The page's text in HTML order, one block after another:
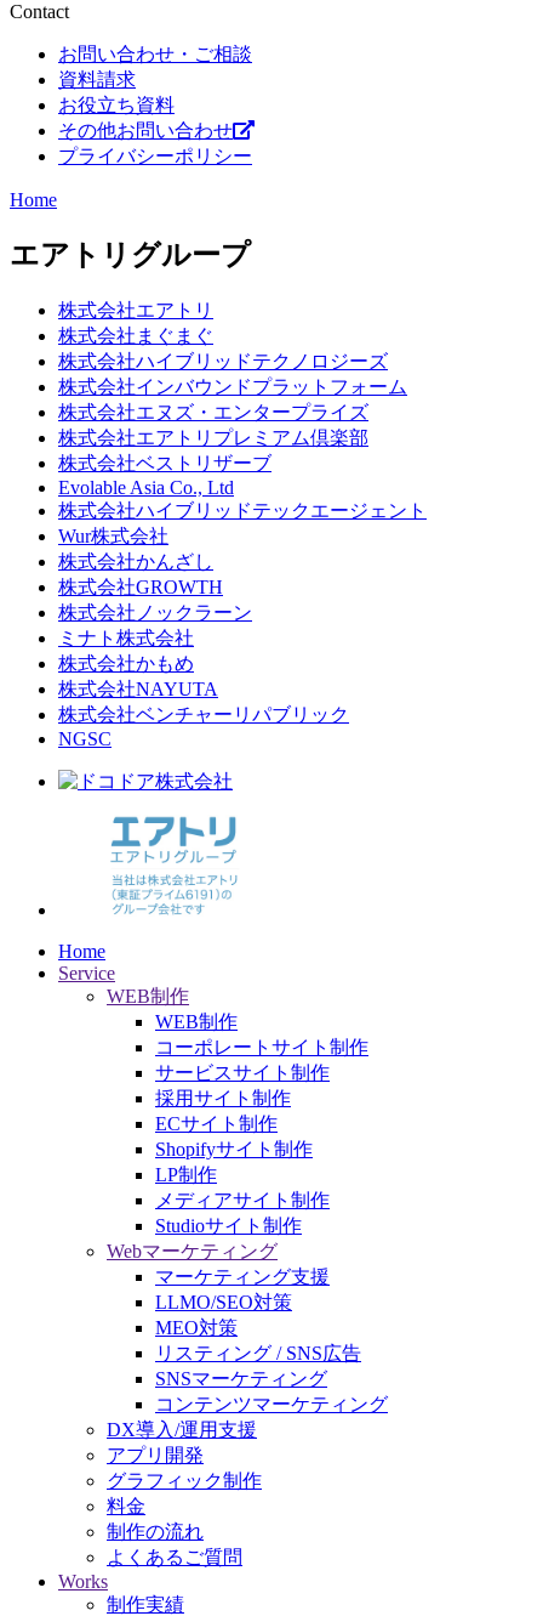
Contact
お問い合わせ・ご相談
資料請求
お役立ち資料
その他お問い合わせ
プライバシーポリシー
Home
エアトリグループ
株式会社エアトリ
株式会社まぐまぐ
株式会社ハイブリッドテクノロジーズ
株式会社インバウンドプラットフォーム
株式会社エヌズ・エンタープライズ
株式会社エアトリプレミアム倶楽部
株式会社ベストリザーブ
Evolable Asia Co., Ltd
株式会社ハイブリッドテックエージェント
Wur株式会社
株式会社かんざし
株式会社GROWTH
株式会社ノックラーン
ミナト株式会社
株式会社かもめ
株式会社NAYUTA
株式会社ベンチャーリパブリック
NGSC
Home
Service
WEB制作
WEB制作
コーポレートサイト制作
サービスサイト制作
採用サイト制作
ECサイト制作
Shopifyサイト制作
LP制作
メディアサイト制作
Studioサイト制作
Webマーケティング
マーケティング支援
LLMO/SEO対策
MEO対策
リスティング / SNS広告
SNSマーケティング
コンテンツマーケティング
DX導入/運用支援
アプリ開発
グラフィック制作
料金
制作の流れ
よくあるご質問
Works
制作実績